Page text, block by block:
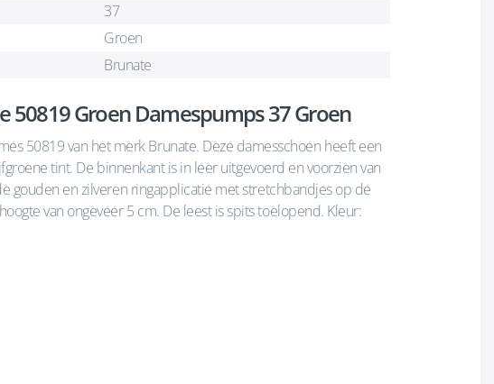
37
Groen
Brunate
50819 Groen Damespumps 37 Groen
50819 van het merk Brunate. Deze damesschoen heeft een
tint. De binnenkant is in leer uitgevoerd en voorzien van
gouden en zilveren ringapplicatie met stretchbandjes op de
van ongeveer 5 cm. De leest is spits toelopend. Kleur: